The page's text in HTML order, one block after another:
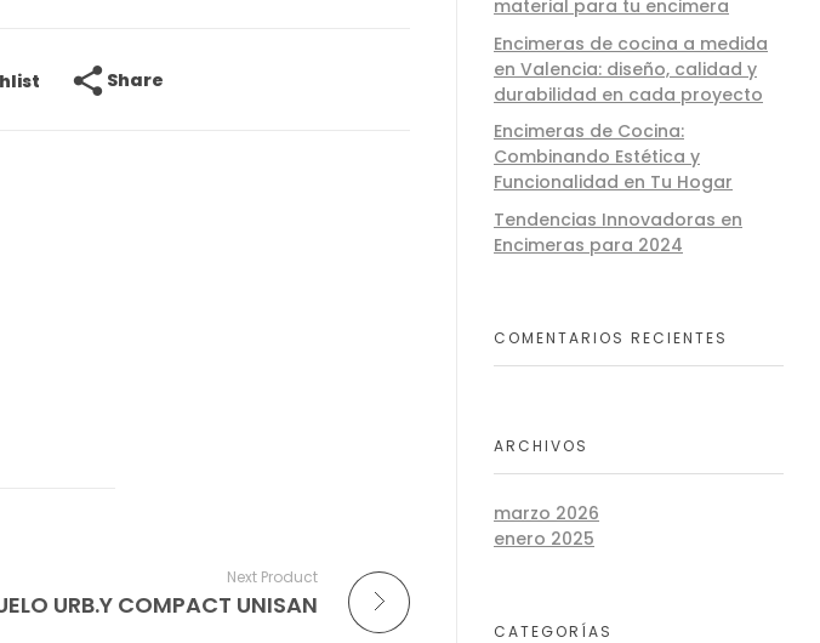
Share
Next Product
URB.Y COMPACT UNISAN
material para tu encimera
Encimeras de cocina a medida
en Valencia: diseño, calidad y
durabilidad en cada proyecto
Encimeras de Cocina:
Combinando Estética y
Funcionalidad en Tu Hogar
Tendencias Innovadoras en
Encimeras para 2024
COMENTARIOS RECIENTES
ARCHIVOS
marzo 2026
enero 2025
CATEGORÍAS